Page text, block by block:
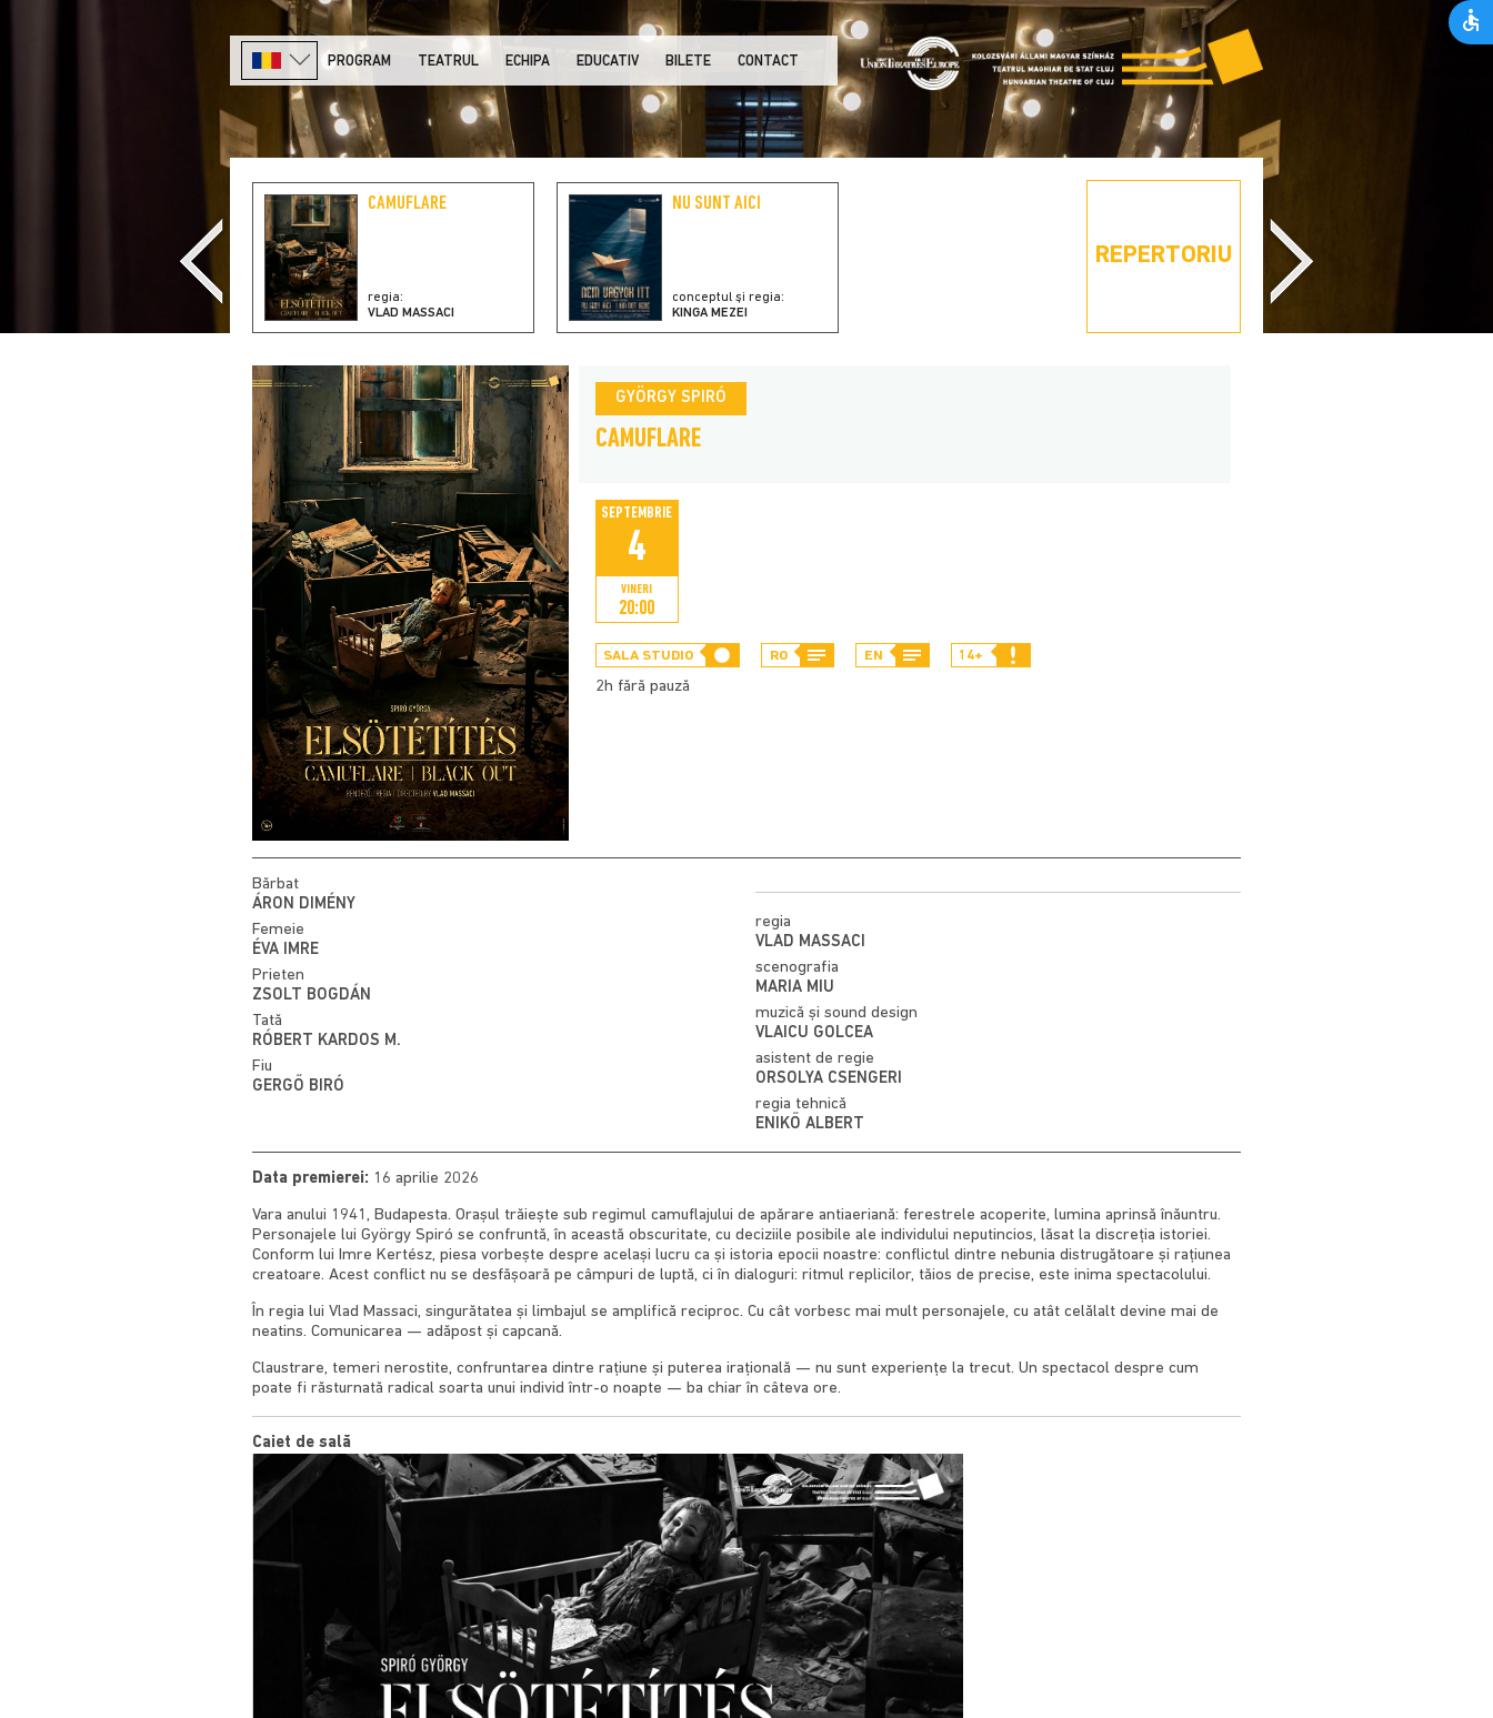
PROGRAM TEATRUL ECHIPA EDUCATIV BILETE CONTACT
REPERTORIU
CAMUFLARE
regia:
VLAD MASSACI
NU SUNT AICI
conceptul și regia:
KINGA MEZEI
GYÖRGY SPIRÓ
CAMUFLARE
SEPTEMBRIE
4
VINERI
20:00
SALA STUDIO RO EN 14+
2h fără pauză
Bărbat
ÁRON DIMÉNY
Femeie
ÉVA IMRE
Prieten
ZSOLT BOGDÁN
Tată
RÓBERT KARDOS M.
Fiu
GERGŐ BIRÓ
regia
VLAD MASSACI
scenografia
MARIA MIU
muzică și sound design
VLAICU GOLCEA
asistent de regie
ORSOLYA CSENGERI
regia tehnică
ENIKŐ ALBERT
Data premierei: 16 aprilie 2026
Vara anului 1941, Budapesta. Orașul trăiește sub regimul camuflajului de apărare antiaeriană: ferestrele acoperite, lumina aprinsă înăuntru.
Personajele lui György Spiró se confruntă, în această obscuritate, cu deciziile posibile ale individului neputincios, lăsat la discreția istoriei.
Conform lui Imre Kertész, piesa vorbește despre același lucru ca și istoria epocii noastre: conflictul dintre nebunia distrugătoare și rațiunea
creatoare. Acest conflict nu se desfășoară pe câmpuri de luptă, ci în dialoguri: ritmul replicilor, tăios de precise, este inima spectacolului.
În regia lui Vlad Massaci, singurătatea și limbajul se amplifică reciproc. Cu cât vorbesc mai mult personajele, cu atât celălalt devine mai de
neatins. Comunicarea — adăpost și capcană.
Claustrare, temeri nerostite, confruntarea dintre rațiune și puterea irațională — nu sunt experiențe la trecut. Un spectacol despre cum
poate fi răsturnată radical soarta unui individ într-o noapte — ba chiar în câteva ore.
Caiet de sală